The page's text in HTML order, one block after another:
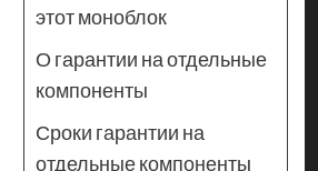
этот моноблок
О гарантии на отдельные
компоненты
Сроки гарантии на
отдельные компоненты